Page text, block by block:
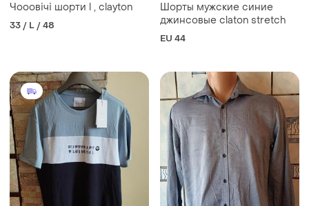
Чооовічі шорти l , clayton
33 / L / 48
Шорты мужские синие
джинсовые claton stretch
EU 44